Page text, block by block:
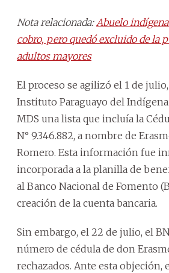
Nota relacionada: Abuelo
cobro, pero quedó excluido de la
adultos mayores
El proceso se agilizó el 1 de
Instituto Paraguayo del
MDS una lista que incluía la
N° 9.346.882, a nombre de
Romero. Esta información fue
incorporada a la planilla de
al Banco Nacional de Fomento
creación de la cuenta bancaria.
Sin embargo, el 22 de julio, el
número de cédula de don
rechazados. Ante esta objeción,